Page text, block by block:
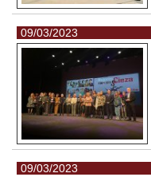
09/03/2023
09/03/2023